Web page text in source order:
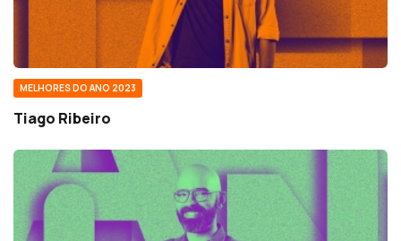
MELHORES DO ANO 2023
Tiago Ribeiro